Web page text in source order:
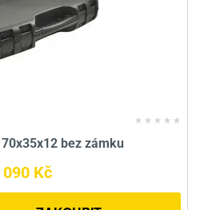
bez zámku
090 Kč